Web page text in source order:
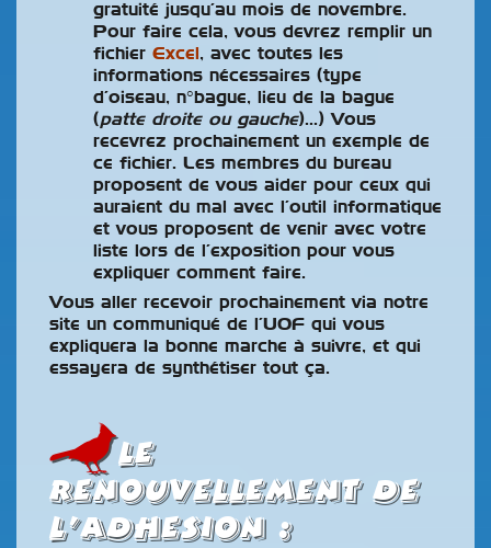
gratuité jusqu’au mois de novembre.
Pour faire cela, vous devrez remplir un
fichier Excel , avec toutes les
informations nécessaires (type
d’oiseau, n°bague, lieu de la bague
(patte droite ou gauche)…) Vous
recevrez prochainement un exemple de
ce fichier. Les membres du bureau
proposent de vous aider pour ceux qui
auraient du mal avec l’outil informatique
et vous proposent de venir avec votre
liste lors de l’exposition pour vous
expliquer comment faire.
Vous aller recevoir prochainement via notre
site un communiqué de l’UOF qui vous
expliquera la bonne marche à suivre, et qui
essayera de synthétiser tout ça.
le
renouvellement de
l’adhesion :